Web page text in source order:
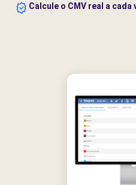
Calcule o CMV real a cada